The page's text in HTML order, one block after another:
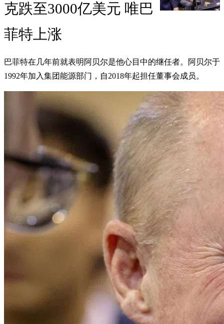
克跌至3000亿美元 唯巴
菲特上涨
巴菲特在几年前就表明阿贝尔是他心目中的继任者。阿贝尔于
1992年加入集团能源部门，自2018年起担任董事会成员。